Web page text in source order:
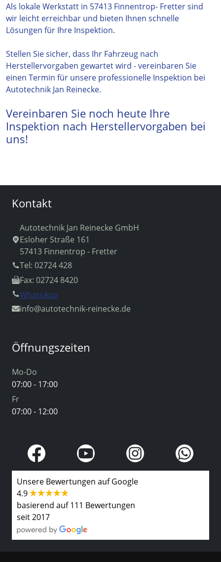
Als lokale Werkstatt in 57413 Finnentrop- Fretter sind
wir leicht erreichbar und bieten Ihnen schnelle
Lösungen für Ihre Inspektion.
Stellen Sie sicher, dass Ihr Fahrzeug nach
Herstellervorgaben gewartet wird - vereinbaren Sie
einen Termin für unsere professionelle Inspektion bei
Autotechnik Jan Reinecke.
Vereinbaren Sie noch heute Ihre
Inspektion nach Herstellervorgaben bei
uns!
Kontakt
Autotechnik Jan Reinecke GmbH
Esloher Straße 161
57413 Finnentrop - Fretter
Tel: 02724 428
Fax: 02724 8420
WhatsApp
info@autotechnik-reinecke.de
Öffnungszeiten
Mo-Do
07:00 - 17:00
Fr
07:00 - 12:00
Unsere Bewertungen auf Google
4.9
basierend auf 111 Bewertungen
seit 2017